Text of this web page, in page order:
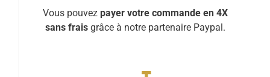
Vous pouvez payer votre commande en 4X
sans frais grâce à notre partenaire Paypal.